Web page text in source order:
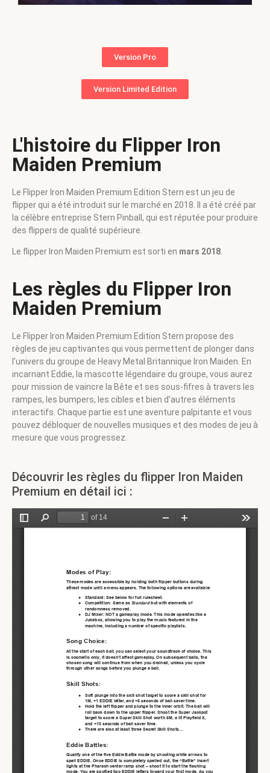
Version Pro
Version Limited Edition
L'histoire du Flipper Iron
Maiden Premium
Le Flipper Iron Maiden Premium Edition Stern est un jeu de
flipper qui a été introduit sur le marché en 2018. Il a été créé par
la célèbre entreprise Stern Pinball, qui est réputée pour produire
des flippers de qualité supérieure.
Le flipper Iron Maiden Premium est sorti en mars 2018
Les règles du Flipper Iron
Maiden Premium
Le Flipper Iron Maiden Premium Edition Stern propose des
règles de jeu captivantes qui vous permettent de plonger dans
l’univers du groupe de Heavy Metal Britannique Iron Maiden. En
incarnant Eddie, la mascotte légendaire du groupe, vous aurez
pour mission de vaincre la Bête et ses sous-fifres à travers les
rampes, les bumpers, les cibles et bien d’autres éléments
interactifs. Chaque partie est une aventure palpitante et vous
pouvez débloquer de nouvelles musiques et des modes de jeu à
mesure que vous progressez.
Découvrir les règles du flipper Iron Maiden
Premium en détail ici :